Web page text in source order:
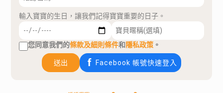
輸入寶寶的生日，讓我們記得寶寶重要的日子。
您同意我們的條款及細則條件和隱私政策 。
送出 Facebook 帳號快速登入